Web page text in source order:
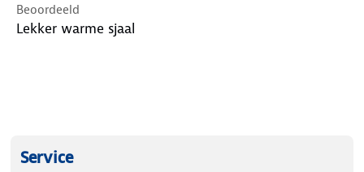
Beoordeeld
Lekker warme sjaal
Service